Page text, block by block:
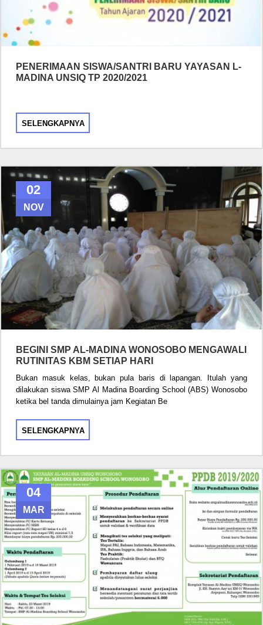
PENERIMAAN SISWA/SANTRI BARU YAYASAN L-
MADINA UNSIQ TP 2020/2021
SELENGKAPNYA
02
NOV
BEGINI SMP AL-MADINA WONOSOBO MENGAWALI
RUTINITAS KBM SETIAP HARI
Bukan masuk kelas, bukan pula baris di lapangan. Itulah yang
dilakukan siswa SMP Al Madina Boarding School (ABS) Wonosobo
ketika bel tanda dimulainya jam Kegiatan Be
SELENGKAPNYA
04
MAR